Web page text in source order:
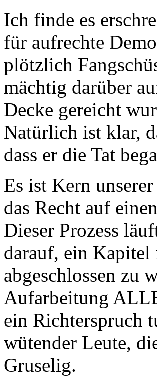
Ich finde es
für aufrechte
plötzlich
mächtig darüber
Decke gereicht
Natürlich ist klar,
dass er die Tat
Es ist Kern
das Recht auf
Dieser Prozess
darauf, ein Kapitel
abgeschlossen zu
Aufarbeitung
ein Richterspruch
wütender Leute,
Gruselig.